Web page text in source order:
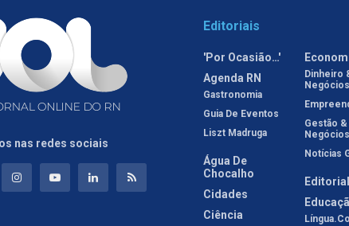
nas redes sociais
Editoriais
'Por Ocasião…'
Agenda RN
Gastronomia
Guia De Eventos
Liszt Madruga
Água De
Chocalho
Cidades
Ciência
Dinheiro
Negócios
Gestão &
Negócios
Notícias
Editorial